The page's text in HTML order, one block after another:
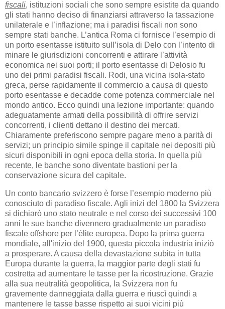
fiscali, istituzioni sociali che sono sempre esistite da quando
gli stati hanno deciso di finanziarsi attraverso la tassazione
unilaterale e l’inflazione; ma i paradisi fiscali non sono
sempre stati banche. L’antica Roma ci fornisce l’esempio di
un porto esentasse istituito sull’isola di Delo con l’intento di
minare le giurisdizioni concorrenti e attirare l’attività
economica nei suoi porti; il porto esentasse di Delosio fu
uno dei primi paradisi fiscali. Rodi, una vicina isola-stato
greca, perse rapidamente il commercio a causa di questo
porto esentasse e decadde come potenza commerciale nel
mondo antico. Ecco quindi una lezione importante: quando
adeguatamente armati della possibilità di offrire servizi
concorrenti, i clienti dettano il destino dei mercati.
Chiaramente preferiscono sempre pagare meno a parità di
servizi; un principio simile spinge il capitale nei depositi più
sicuri disponibili in ogni epoca della storia. In quella più
recente, le banche sono diventate bastioni per la
conservazione sicura del capitale.
Un conto bancario svizzero è forse l’esempio moderno più
conosciuto di paradiso fiscale. Agli inizi del 1800 la Svizzera
si dichiarò uno stato neutrale e nel corso dei successivi 100
anni le sue banche divennero gradualmente un paradiso
fiscale offshore per l’élite europea. Dopo la prima guerra
mondiale, all'inizio del 1900, questa piccola industria iniziò
a prosperare. A causa della devastazione subita in tutta
Europa durante la guerra, la maggior parte degli stati fu
costretta ad aumentare le tasse per la ricostruzione. Grazie
alla sua neutralità geopolitica, la Svizzera non fu
gravemente danneggiata dalla guerra e riuscì quindi a
mantenere le tasse basse rispetto ai suoi vicini più